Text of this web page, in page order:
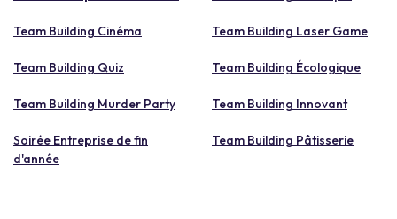
Team Building Cinéma Team Building Laser Game
Team Building Quiz Team Building Écologique
Team Building Murder Party Team Building Innovant
Soirée Entreprise de fin
d'année
Team Building Pâtisserie